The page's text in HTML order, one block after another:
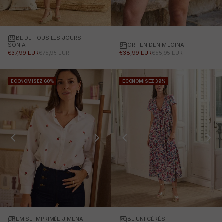
Choisissez des options
ROBE DE TOUS LES JOURS
SONIA
PRIX PROMOTIONNEL
€37,99 EURPRIX NORMAL
€75,95 EUR
Choisissez des options
SHORT EN DENIM LOINA
PRIX PROMOTIONNEL
€38,99 EURPRIX NORMAL
€55,95 EUR
ÉCONOMISEZ 60%
Choisissez des options
CHEMISE IMPRIMÉE JIMENA
ÉCONOMISEZ 39%
Choisissez des options
ROBE UNI CÉRÈS